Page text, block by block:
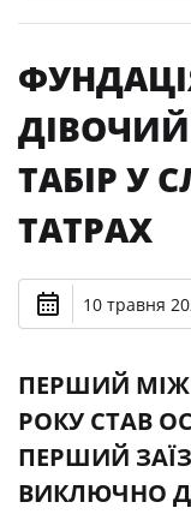
ТАБІР У
ТАТРАХ
10 травня
ПЕРШИЙ
РОКУ СТАВ
ПЕРШИЙ
ВИКЛЮЧНО